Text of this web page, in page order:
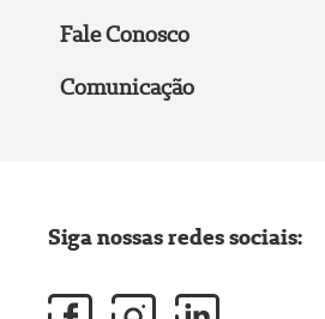
Fale Conosco
Comunicação
Siga nossas redes sociais: